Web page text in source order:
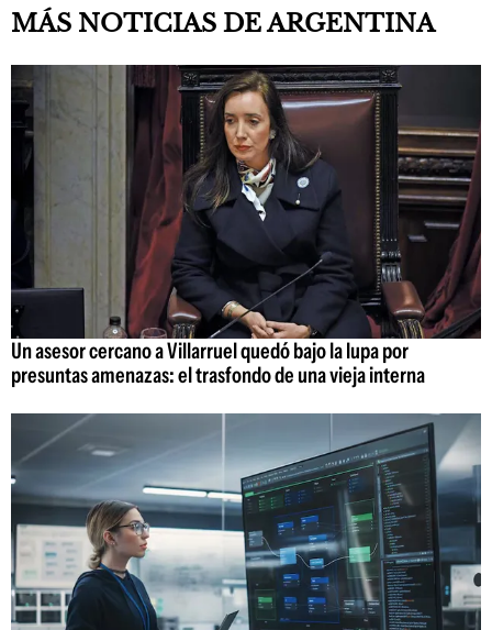
MÁS NOTICIAS DE ARGENTINA
Un asesor cercano a Villarruel quedó bajo la lupa por
presuntas amenazas: el trasfondo de una vieja interna